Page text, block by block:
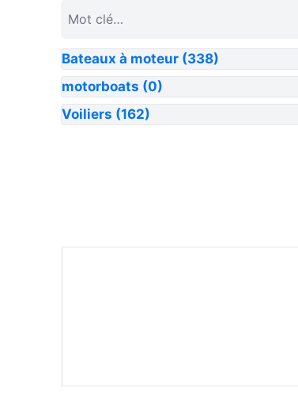
Bateaux à moteur (338)
motorboats (0)
Voiliers (162)